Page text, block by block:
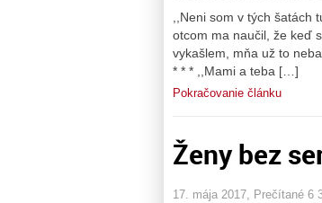
,,Neni som v tých šatách
otcom ma naučil, že keď
vykašlem, mňa už to
* * * ,,Mami a teba […]
Pokračovanie článku
Ženy bez
17. mája 2017, Prečítané 6